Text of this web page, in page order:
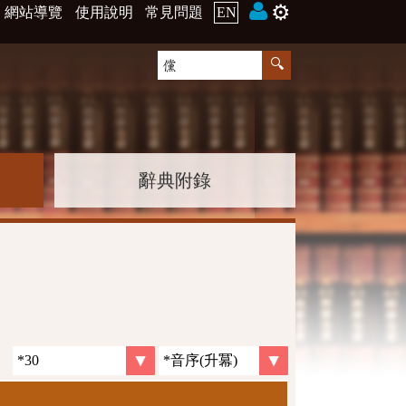
網站導覽 使用說明 常見問題 EN ⚙️
辭典附錄